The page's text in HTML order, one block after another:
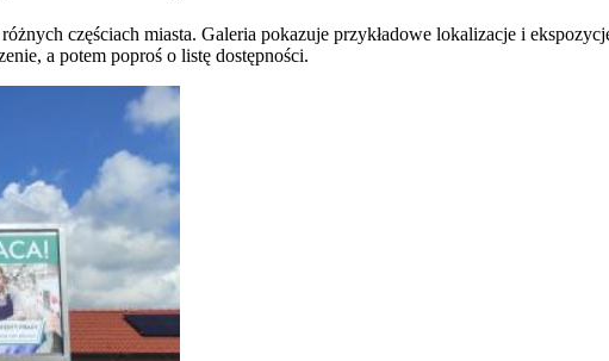
częściach miasta. Galeria pokazuje przykładowe lokalizacje i
a potem poproś o listę dostępności.